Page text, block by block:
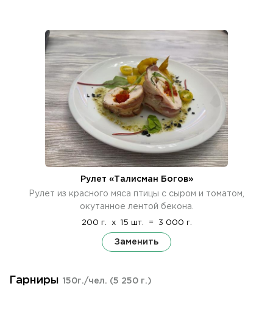
Рулет «Талисман Богов»
Рулет из красного мяса птицы с сыром и томатом,
окутанное лентой бекона.
200 г. x 15 шт. = 3 000 г.
Заменить
Гарниры 150г./чел. (5 250 г.)